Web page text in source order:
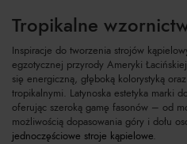
Tropikalne
Inspiracje do tworzenia strojów
egzotycznej przyrody Ameryki
się energiczną, głęboką kolorystyką
tropikalnymi. Latynoska estetyka marki
oferując szeroką gamę fasonów – od
możliwością dopasowania góry i dołu
jednoczęściowe stroje kąpielowe.